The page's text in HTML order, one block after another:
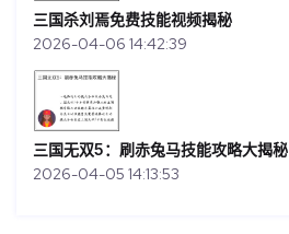
三国杀刘焉免费技能视频揭秘
2026-04-06 14:42:39
三国无双5：刷赤兔马技能攻略大揭秘
2026-04-05 14:13:53